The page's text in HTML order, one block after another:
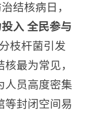
结核病日，
入 全民参与
枝杆菌引发
最为常见，
人员高度密集
等封闭空间易